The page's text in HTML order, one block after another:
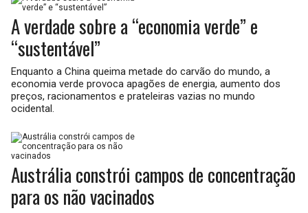
A verdade sobre a “economia verde” e
“sustentável”
Enquanto a China queima metade do carvão do mundo, a
economia verde provoca apagões de energia, aumento dos
preços, racionamentos e prateleiras vazias no mundo
ocidental.
Austrália constrói campos de concentração
para os não vacinados